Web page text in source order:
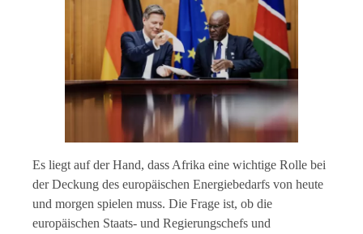
Es liegt auf der Hand, dass Afrika eine wichtige Rolle bei
der Deckung des europäischen Energiebedarfs von heute
und morgen spielen muss. Die Frage ist, ob die
europäischen Staats- und Regierungschefs und